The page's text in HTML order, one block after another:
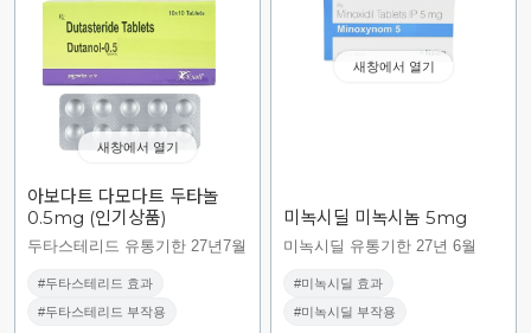
새창에서 열기
아보다트 다모다트 두타놀
0.5mg (인기상품)
두타스테리드 유통기한 27년7월
#두타스테리드 효과
#두타스테리드 부작용
새창에서 열기
미녹시딜 미녹시놈 5mg
미녹시딜 유통기한 27년 6월
#미녹시딜 효과
#미녹시딜 부작용